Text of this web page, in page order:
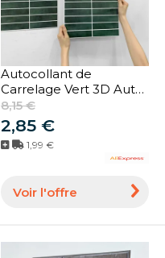
Autocollant de
Carrelage Vert 3D Auto-
adhésif, Dosseret
HOWall, Degré d'Eau et
de Moule, 30x30cm, 1 à
10 Pièces
8,15 €
2,85 €
1,99 €
Voir l'offre